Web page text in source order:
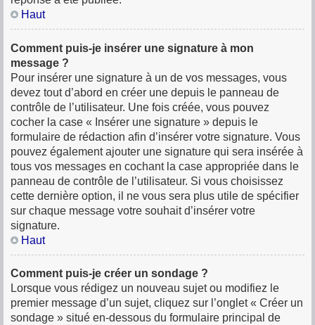
Haut
Comment puis-je insérer une signature à mon
message ?
Pour insérer une signature à un de vos messages, vous
devez tout d’abord en créer une depuis le panneau de
contrôle de l’utilisateur. Une fois créée, vous pouvez
cocher la case « Insérer une signature » depuis le
formulaire de rédaction afin d’insérer votre signature. Vous
pouvez également ajouter une signature qui sera insérée à
tous vos messages en cochant la case appropriée dans le
panneau de contrôle de l’utilisateur. Si vous choisissez
cette dernière option, il ne vous sera plus utile de spécifier
sur chaque message votre souhait d’insérer votre
signature.
Haut
Comment puis-je créer un sondage ?
Lorsque vous rédigez un nouveau sujet ou modifiez le
premier message d’un sujet, cliquez sur l’onglet « Créer un
sondage » situé en-dessous du formulaire principal de